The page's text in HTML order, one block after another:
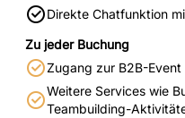
Direkte Chatfunktion
Zu jeder Buchung
Zugang zur B2B-Event
Weitere Services wie
Teambuilding-